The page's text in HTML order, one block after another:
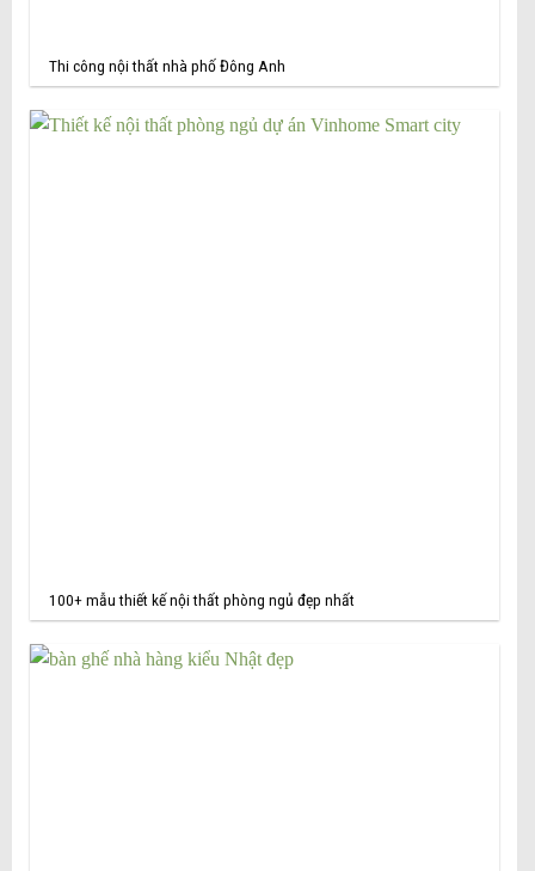
Thi công nội thất nhà phố Đông Anh
100+ mẫu thiết kế nội thất phòng ngủ đẹp nhất